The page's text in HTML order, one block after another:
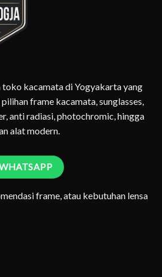
toko kacamata di Yogyakarta yang
frame kacamata, sunglasses,
anti radiasi, photochromic, hingga
alat modern.
frame, atau kebutuhan lensa